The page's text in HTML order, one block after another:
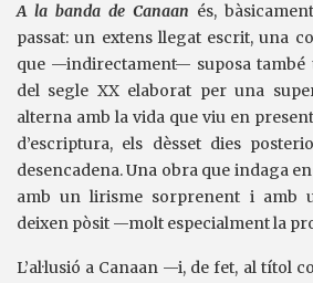
A la banda de Canaan és,
passat: un extens llegat escrit, una
que —indirectament— suposa també
del segle XX elaborat per una
alterna amb la vida que viu en
d’escriptura, els dèsset dies
desencadena. Una obra que indaga
amb un lirisme sorprenent i amb
deixen pòsit —molt especialment la
L’al·lusió a Canaan —i, de fet, al títol